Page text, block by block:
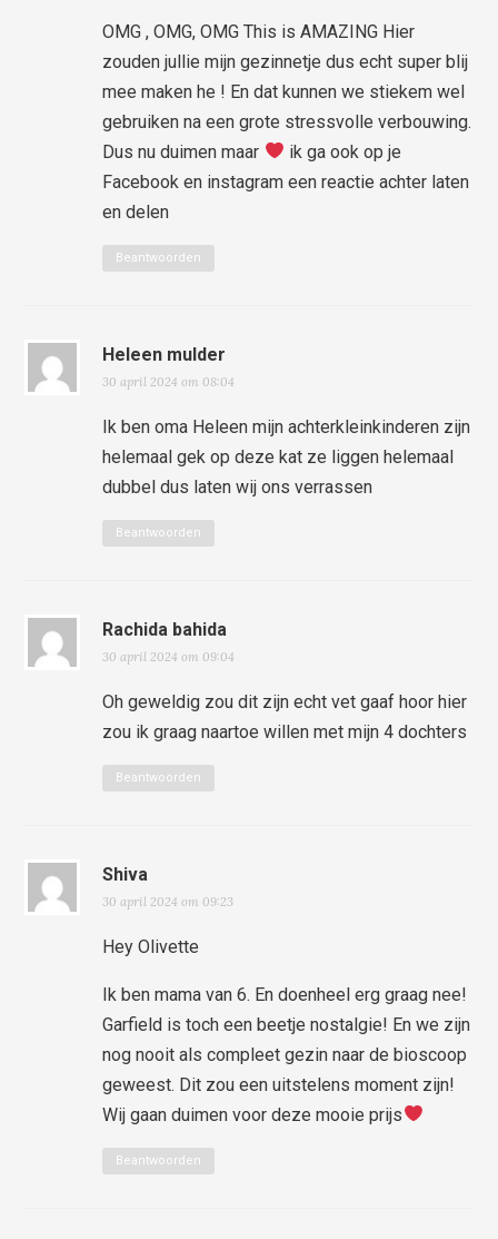
OMG , OMG, OMG This is AMAZING Hier
zouden jullie mijn gezinnetje dus echt super blij
mee maken he ! En dat kunnen we stiekem wel
gebruiken na een grote stressvolle verbouwing.
Dus nu duimen maar
ik ga ook op je
Facebook en instagram een reactie achter laten
en delen
Beantwoorden
Heleen mulder
30 april 2024 om 08:04
Ik ben oma Heleen mijn achterkleinkinderen zijn
helemaal gek op deze kat ze liggen helemaal
dubbel dus laten wij ons verrassen
Beantwoorden
Rachida bahida
30 april 2024 om 09:04
Oh geweldig zou dit zijn echt vet gaaf hoor hier
zou ik graag naartoe willen met mijn 4 dochters
Beantwoorden
Shiva
30 april 2024 om 09:23
Hey Olivette
Ik ben mama van 6. En doenheel erg graag nee!
Garfield is toch een beetje nostalgie! En we zijn
nog nooit als compleet gezin naar de bioscoop
geweest. Dit zou een uitstelens moment zijn!
Wij gaan duimen voor deze mooie prijs
Beantwoorden